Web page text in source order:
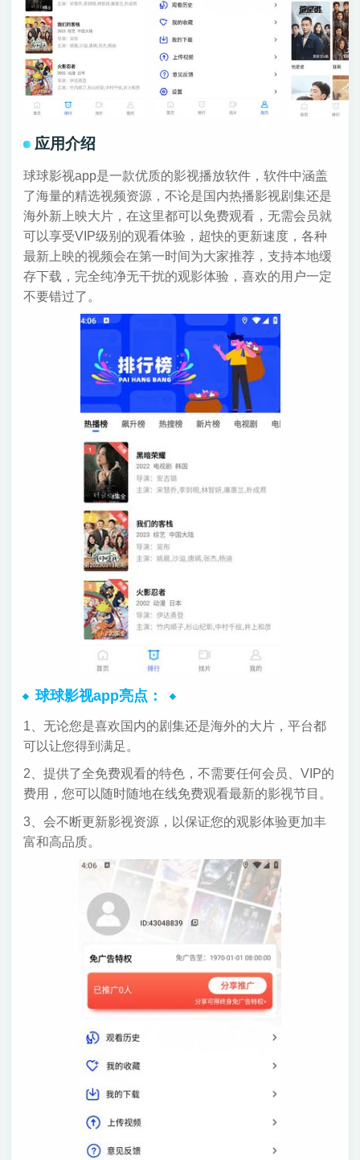
应用介绍
球球影视app是一款优质的影视播放软件，软件中涵盖
了海量的精选视频资源，不论是国内热播影视剧集还是
海外新上映大片，在这里都可以免费观看，无需会员就
可以享受VIP级别的观看体验，超快的更新速度，各种
最新上映的视频会在第一时间为大家推荐，支持本地缓
存下载，完全纯净无干扰的观影体验，喜欢的用户一定
不要错过了。
球球影视app亮点：
1、无论您是喜欢国内的剧集还是海外的大片，平台都
可以让您得到满足。
2、提供了全免费观看的特色，不需要任何会员、VIP的
费用，您可以随时随地在线免费观看最新的影视节目。
3、会不断更新影视资源，以保证您的观影体验更加丰
富和高品质。